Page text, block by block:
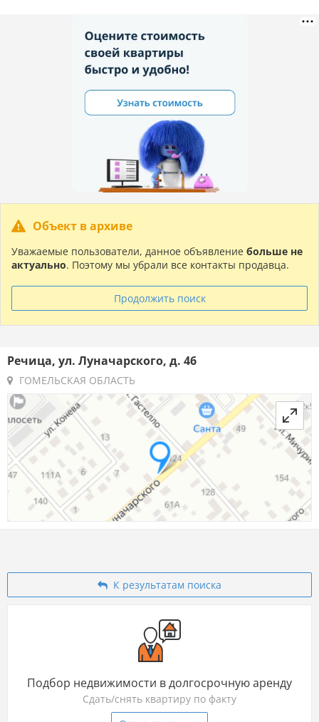
Объект в архиве
Уважаемые пользователи, данное объявление больше не
актуально. Поэтому мы убрали все контакты продавца.
Продолжить поиск
Речица, ул. Луначарского, д. 46
ГОМЕЛЬСКАЯ ОБЛАСТЬ
К результатам поиска
Подбор недвижимости в долгосрочную аренду
Сдать/снять квартиру по факту